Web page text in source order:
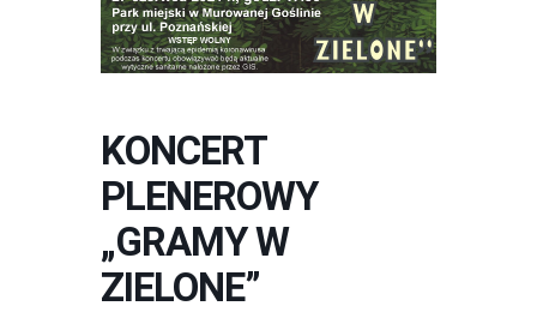
KONCERT
PLENEROWY
„GRAMY W
ZIELONE”